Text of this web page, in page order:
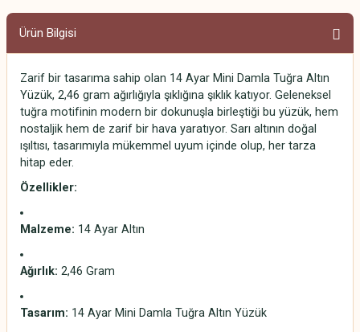
Ürün Bilgisi
Zarif bir tasarıma sahip olan 14 Ayar Mini Damla Tuğra Altın
Yüzük, 2,46 gram ağırlığıyla şıklığına şıklık katıyor. Geleneksel
tuğra motifinin modern bir dokunuşla birleştiği bu yüzük, hem
nostaljik hem de zarif bir hava yaratıyor. Sarı altının doğal
ışıltısı, tasarımıyla mükemmel uyum içinde olup, her tarza
hitap eder.
Özellikler:
Malzeme: 14 Ayar Altın
Ağırlık: 2,46 Gram
Tasarım: 14 Ayar Mini Damla Tuğra Altın Yüzük